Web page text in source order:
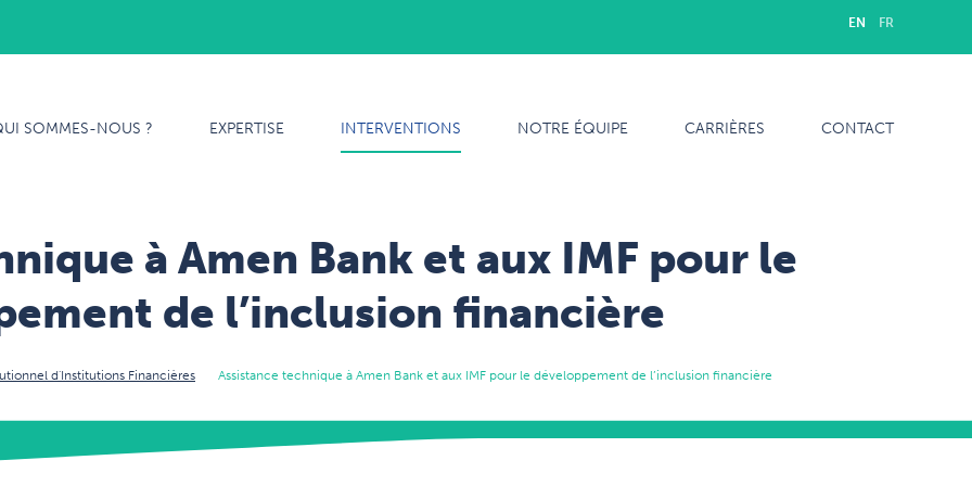
EN FR
SOMMES-NOUS ? EXPERTISE INTERVENTIONS NOTRE ÉQUIPE CARRIÈRES CONTACT
à Amen Bank et aux IMF pour le
de l’inclusion financière
d'Institutions Financières Assistance technique à Amen Bank et aux IMF pour le développement de l’inclusion financière
NOTRE ÉQUIPE
CARRIÈRES